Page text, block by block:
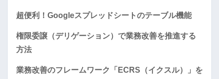
超便利！Googleスプレッドシートのテーブル機能
権限委譲（デリゲーション）で業務改善を推進する
方法
業務改善のフレームワーク「ECRS（イクスル）」を